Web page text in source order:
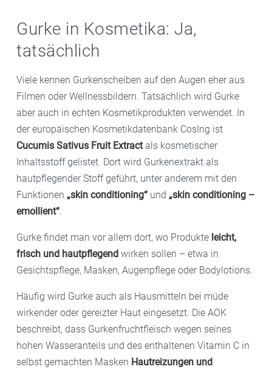
Gurke in Kosmetika: Ja,
tatsächlich
Viele kennen Gurkenscheiben auf den Augen eher aus
Filmen oder Wellnessbildern. Tatsächlich wird Gurke
aber auch in echten Kosmetikprodukten verwendet. In
der europäischen Kosmetikdatenbank CosIng ist
Cucumis Sativus Fruit Extractals kosmetischer
Inhaltsstoff gelistet. Dort wird Gurkenextrakt als
hautpflegender Stoff geführt, unter anderem mit den
Funktionen „skin conditioning“ und „skin conditioning –
emollient“.
Gurke findet man vor allem dort, wo Produkte leicht,
frisch und hautpflegend wirken sollen – etwa in
Gesichtspflege, Masken, Augenpflege oder Bodylotions.
Häufig wird Gurke auch als Hausmitteln bei müde
wirkender oder gereizter Haut eingesetzt. Die AOK
beschreibt, dass Gurkenfruchtfleisch wegen seines
hohen Wasseranteils und des enthaltenen Vitamin C in
selbst gemachten Masken Hautreizungen und